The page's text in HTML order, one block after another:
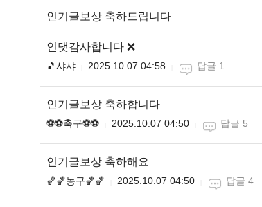
인기글보상 축하드립니다
인댓감사합니다 ❌️
🎵샤샤 2025.10.07 04:58 답글 1
인기글보상 축하합니다
⚽️⚽️축구⚽️⚽️ 2025.10.07 04:50 답글 5
인기글보상 축하해요
🏀🏀농구🏀🏀 2025.10.07 04:50 답글 4